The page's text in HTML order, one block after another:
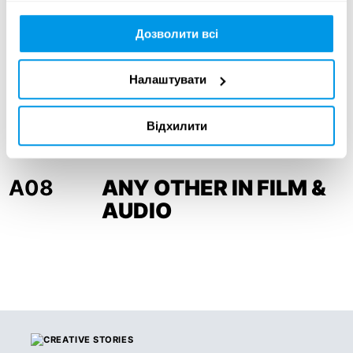
Дозволити всі
Налаштувати
Відхилити
A06
CRAFT - MUSIC AND
SOUND
A07
CRAFT - ANIMATION,
VFX, CGI AND 3D
A08
ANY OTHER IN FILM &
AUDIO